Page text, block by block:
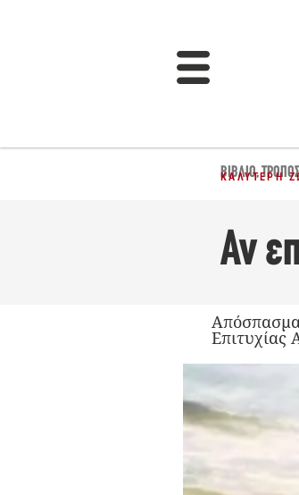
ΒΙΒΛΊΟ,
ΚΑΛΎΤΕΡΗ
Αν
Επιτυχίας